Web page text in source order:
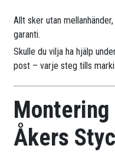
Allt sker utan
garanti.
Skulle du vilja ha hjälp
post – varje steg tills
Åkers